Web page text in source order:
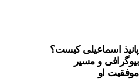
پانیذ اسماعیلی کیست؟
بیوگرافی و مسیر
موفقیت او